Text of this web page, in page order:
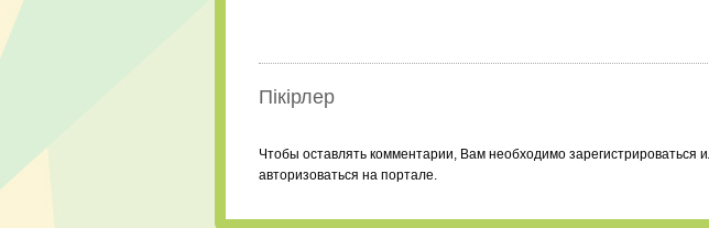
Пікірлер
Чтобы оставлять комментарии, Вам необходимо зарегистрироваться
авторизоваться на портале.